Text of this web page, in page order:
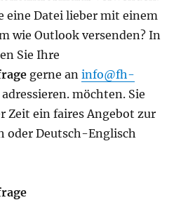
eine Datei lieber mit einem
wie Outlook versenden? In
Sie Ihre
gerne aninfo@fh-
adressieren. möchten. Sie
Zeit ein faires Angebot zur
oder Deutsch-Englisch